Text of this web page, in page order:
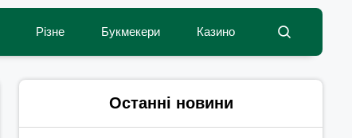
Різне Букмекери Казино
Останні новини